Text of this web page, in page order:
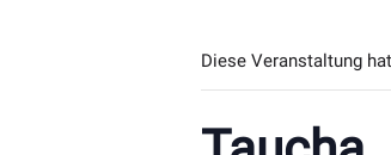
Diese Veranstaltung